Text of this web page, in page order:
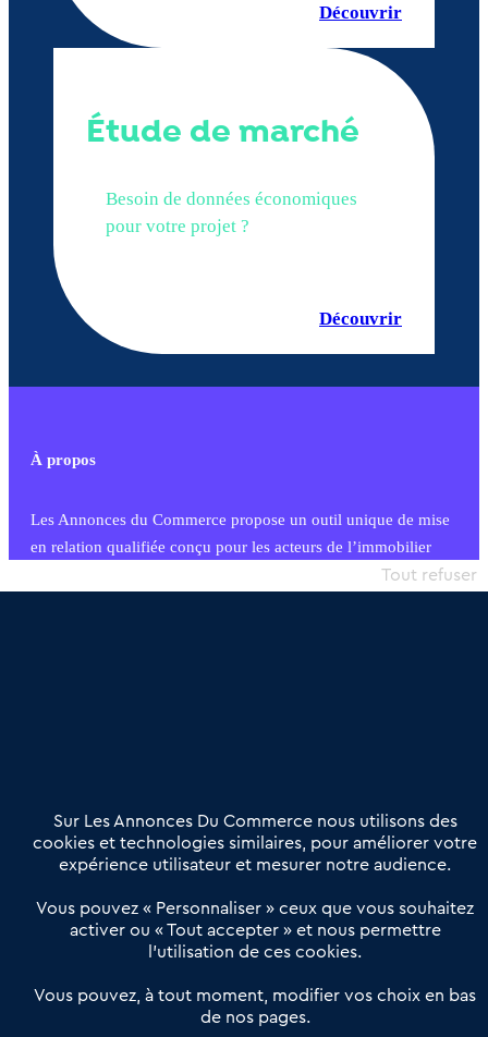
Découvrir
Étude de marché
Besoin de données économiques
pour votre projet ?
Découvrir
À propos
Les Annonces du Commerce propose un outil unique de mise
en relation qualifiée conçu pour les acteurs de l’immobilier
commercial et les collectivités territoriales, simple et intégrant
Offres Pro
Actualités
Qui sommes nous ?
Derniers articles
Réseau 3C : un partenaire national dédié aux transactions
Petitscommerces : Un partenariat au service du commerce de
proximité et des territoires
Sur Les Annonces Du Commerce nous utilisons des
cookies et technologies similaires, pour améliorer votre
expérience utilisateur et mesurer notre audience.
Vous pouvez « Personnaliser » ceux que vous souhaitez
activer ou « Tout accepter » et nous permettre
l’utilisation de ces cookies.
Vous pouvez, à tout moment, modifier vos choix en bas
de nos pages.
Tout refuser